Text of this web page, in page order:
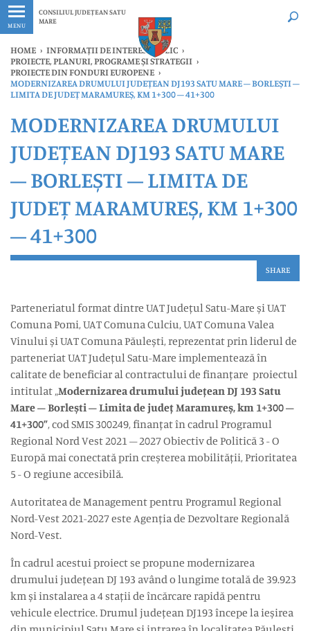
MENU
CONSILIUL JUDEȚEAN SATU
MARE
Ultimele
HOME › INFORMAȚII DE INTERES PUBLIC ›
PROIECTE, PLANURI, PROGRAME ȘI STRATEGII ›
PROIECTE DIN FONDURI EUROPENE ›
MODERNIZAREA DRUMULUI JUDEȚEAN DJ193 SATU MARE – BORLEȘTI –
LIMITA DE JUDEȚ MARAMUREȘ, KM 1+300 – 41+300
MODERNIZAREA DRUMULUI
JUDEȚEAN DJ193 SATU MARE
– BORLEȘTI – LIMITA DE
JUDEȚ MARAMUREȘ, KM 1+300
– 41+300
SHARE
Parteneriatul format dintre UAT Județul Satu-Mare și UAT
Comuna Pomi, UAT Comuna Culciu, UAT Comuna Valea
Vinului și UAT Comuna Păulești, reprezentat prin liderul de
parteneriat UAT Județul Satu-Mare implementează în
calitate de beneficiar al contractului de finanțare proiectul
intitulat „Modernizarea drumului județean DJ 193 Satu
Mare – Borlești – Limita de județ Maramureș, km 1+300 –
41+300”, cod SMIS 300249, finanțat în cadrul Programul
Regional Nord Vest 2021 – 2027 Obiectiv de Politică 3 - O
Europă mai conectată prin creșterea mobilității, Prioritatea
5 - O regiune accesibilă.
Autoritatea de Management pentru Programul Regional
Nord-Vest 2021-2027 este Agenția de Dezvoltare Regională
Nord-Vest.
În cadrul acestui proiect se propune modernizarea
drumului județean DJ 193 având o lungime totală de 39.923
km și instalarea a 4 stații de încărcare rapidă pentru
vehicule electrice. Drumul județean DJ193 începe la ieșirea